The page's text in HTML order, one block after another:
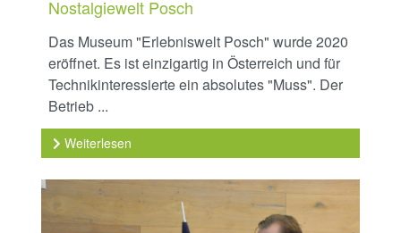
Nostalgiewelt Posch
Das Museum "Erlebniswelt Posch" wurde 2020
eröffnet. Es ist einzigartig in Österreich und für
Technikinteressierte ein absolutes "Muss". Der
Betrieb ...
Weiterlesen